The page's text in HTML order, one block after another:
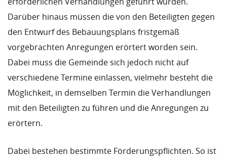
Darüber hinaus müssen die von den Beteiligten gegen
den Entwurf des Bebauungsplans fristgemäß
vorgebrachten Anregungen erörtert worden sein.
Dabei muss die Gemeinde sich jedoch nicht auf
verschiedene Termine einlassen, vielmehr besteht die
Möglichkeit, in demselben Termin die Verhandlungen
mit den Beteiligten zu führen und die Anregungen zu
erörtern.
Dabei bestehen bestimmte Förderungspflichten. So ist